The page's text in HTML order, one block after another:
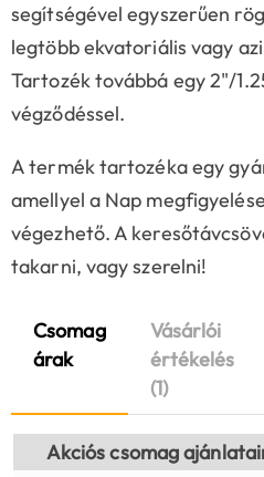
segítségével egyszerűen
legtöbb ekvatoriális vagy
Tartozék továbbá egy 2"/
végződéssel.
A termék tartozéka egy
amellyel a Nap
végezhető. A
takarni, vagy szerelni!
Csomag
árak
Vásárlói
értékelés
(1)
Akciós csomag